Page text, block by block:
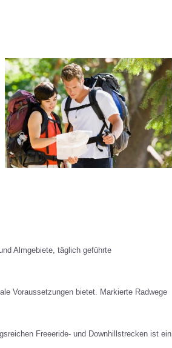
Almgebiete, täglich geführte
Voraussetzungen bietet. Markierte Radwege
Freeeride- und Downhillstrecken ist ein